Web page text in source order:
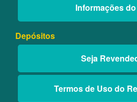
Informações
Depósitos
Seja
Termos de Uso do